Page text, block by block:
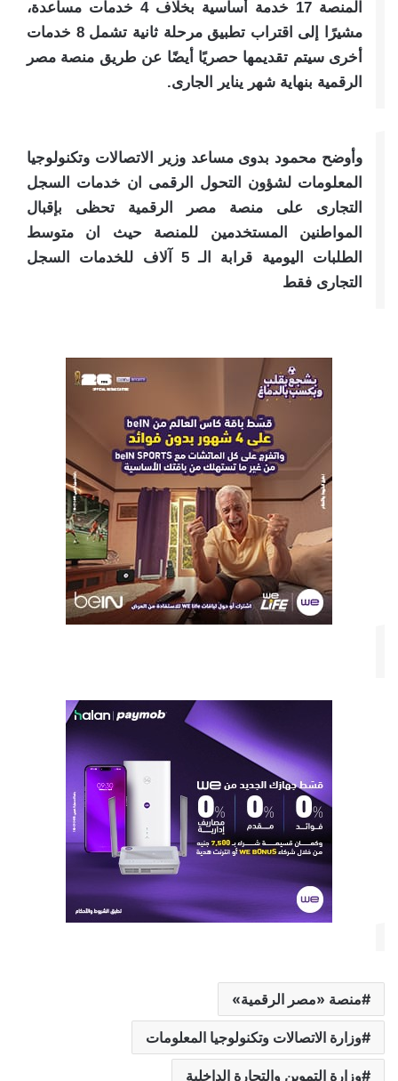
المنصة 17 خدمة أساسية بخلاف 4 خدمات مساعدة،
مشيرًا إلى اقتراب تطبيق مرحلة ثانية تشمل 8 خدمات
أخرى سيتم تقديمها حصريًا أيضًا عن طريق منصة مصر
الرقمية بنهاية شهر يناير الجارى.
وأوضح محمود بدوى مساعد وزير الاتصالات وتكنولوجيا
المعلومات لشؤون التحول الرقمى ان خدمات السجل
التجارى على منصة مصر الرقمية تحظى بإقبال
المواطنين المستخدمين للمنصة حيث ان متوسط
الطلبات اليومية قرابة الـ 5 آلاف للخدمات السجل
التجارى فقط
منصة «مصر الرقمية»
وزارة الاتصالات وتكنولوجيا المعلومات
وزارة التموين والتجارة الداخلية